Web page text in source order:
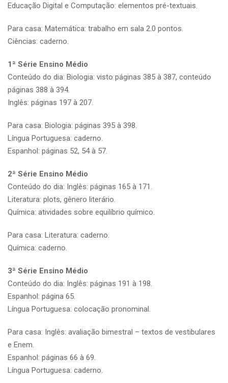
Educação Digital e Computação: elementos pré-textuais.
Para casa: Matemática: trabalho em sala 2.0 pontos.
Ciências: caderno.
1ª Série Ensino Médio
Conteúdo do dia: Biologia: visto páginas 385 à 387, conteúdo
páginas 388 à 394.
Inglês: páginas 197 à 207.
Para casa: Biologia: páginas 395 à 398.
Língua Portuguesa: caderno.
Espanhol: páginas 52, 54 à 57.
2ª Série Ensino Médio
Conteúdo do dia: Inglês: páginas 165 à 171.
Literatura: plots, gênero literário.
Química: atividades sobre equilíbrio químico.
Para casa: Literatura: caderno.
Química: caderno.
3ª Série Ensino Médio
Conteúdo do dia: Inglês: páginas 191 à 198.
Espanhol: página 65.
Língua Portuguesa: colocação pronominal.
Para casa: Inglês: avaliação bimestral – textos de vestibulares
e Enem.
Espanhol: páginas 66 à 69.
Língua Portuguesa: caderno.